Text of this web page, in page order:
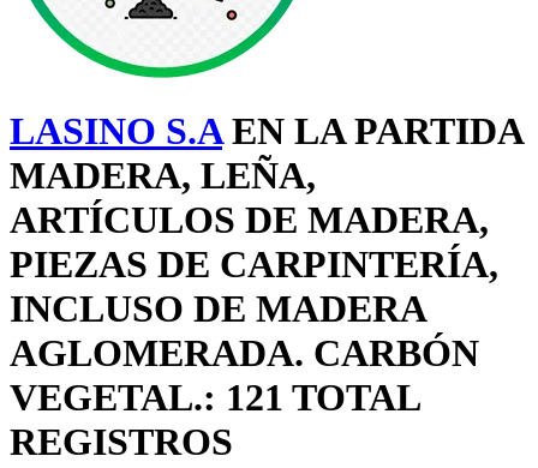
LASINO S.AEN LA PARTIDA
MADERA, LEÑA,
ARTÍCULOS DE MADERA,
PIEZAS DE CARPINTERÍA,
INCLUSO DE MADERA
AGLOMERADA. CARBÓN
VEGETAL.: 121 TOTAL
REGISTROS